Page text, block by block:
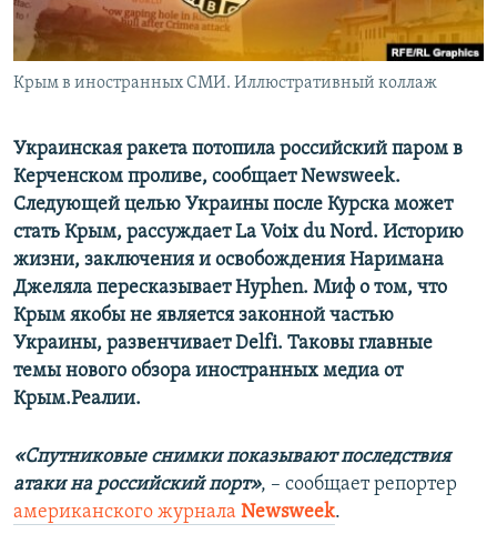
УКРАИНСКАЯ ПРОБЛЕМА КРЫМА
Все сайты RFE/RL
Крым в иностранных СМИ. Иллюстративный коллаж
Украинская ракета потопила российский паром в
Керченском проливе, сообщает Newsweek.
Следующей целью Украины после Курска может
стать Крым, рассуждает La Voix du Nord. Историю
жизни, заключения и освобождения Наримана
Джеляла пересказывает Нyphen. Миф о том, что
Крым якобы не является законной частью
Украины, развенчивает Delfi. Таковы главные
темы нового обзора иностранных медиа от
Крым.Реалии.
«Спутниковые снимки показывают последствия
атаки на российский порт», – сообщает репортер
американского журнала Newsweek.